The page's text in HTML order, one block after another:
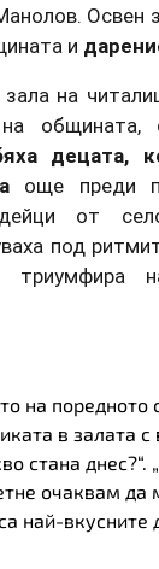
Освен
и
на
общината,
децата,
още преди
от
под
триумфира
на поредното
в залата с
стана днес?“.
очаквам да
най-вкусните